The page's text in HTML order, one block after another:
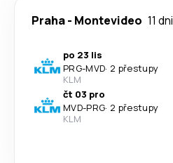
Praha- Montevideo 11 dni
po 23 lis
PRG-MVD· 2 přestupy
KLM
čt 03 pro
MVD-PRG· 2 přestupy
KLM